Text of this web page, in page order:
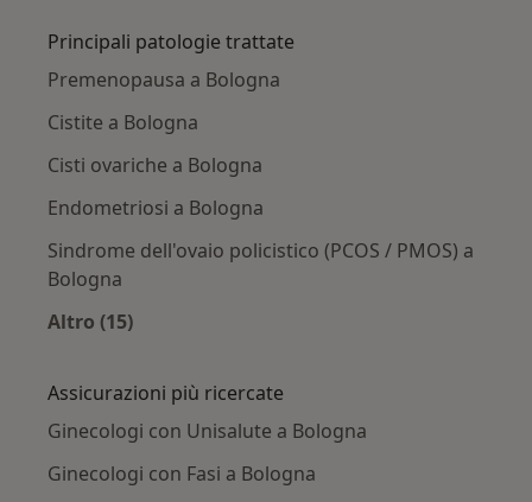
Principali patologie trattate
Premenopausa a Bologna
Cistite a Bologna
Cisti ovariche a Bologna
Endometriosi a Bologna
Sindrome dell'ovaio policistico (PCOS / PMOS) a
Bologna
Altro (15)
Assicurazioni più ricercate
Ginecologi con Unisalute a Bologna
Ginecologi con Fasi a Bologna